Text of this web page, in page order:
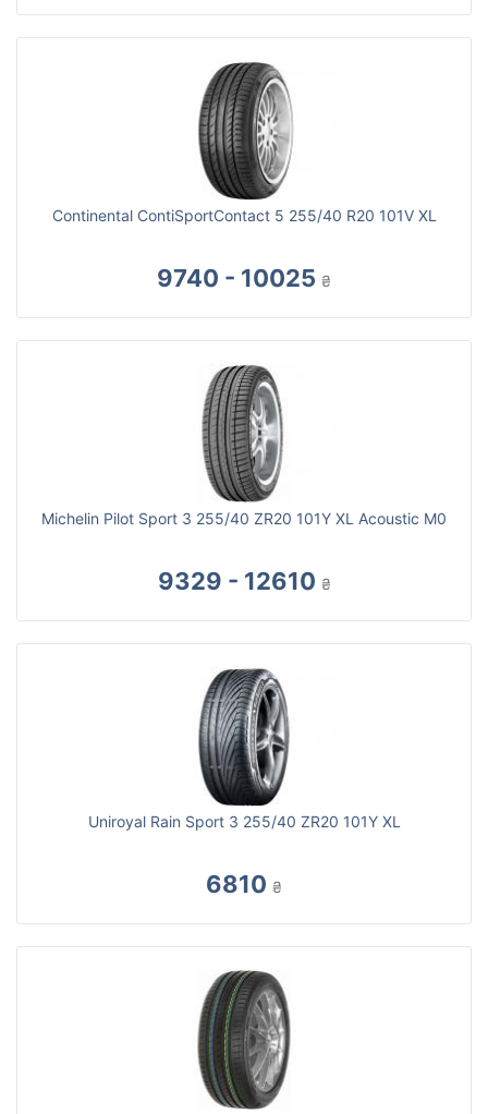
Continental ContiSportContact 5 255/40 R20 101V XL
9740 - 10025 ₴
Michelin Pilot Sport 3 255/40 ZR20 101Y XL Acoustic M0
9329 - 12610 ₴
Uniroyal Rain Sport 3 255/40 ZR20 101Y XL
6810 ₴